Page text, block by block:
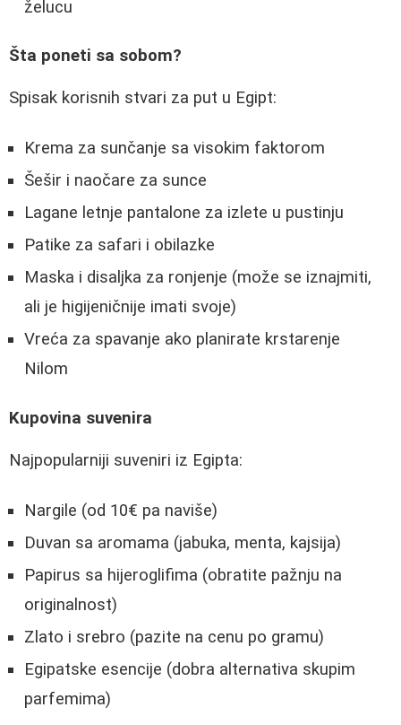
želucu
Šta poneti sa sobom?
Spisak korisnih stvari za put u Egipt:
Krema za sunčanje sa visokim faktorom
Šešir i naočare za sunce
Lagane letnje pantalone za izlete u pustinju
Patike za safari i obilazke
Maska i disaljka za ronjenje (može se iznajmiti,
ali je higijeničnije imati svoje)
Vreća za spavanje ako planirate krstarenje
Nilom
Kupovina suvenira
Najpopularniji suveniri iz Egipta:
Nargile (od 10€ pa naviše)
Duvan sa aromama (jabuka, menta, kajsija)
Papirus sa hijeroglifima (obratite pažnju na
originalnost)
Zlato i srebro (pazite na cenu po gramu)
Egipatske esencije (dobra alternativa skupim
parfemima)